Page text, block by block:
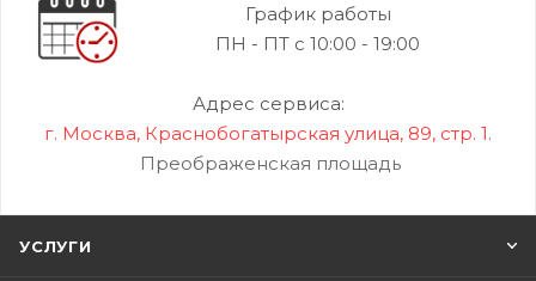
График работы
ПН - ПТ с 10:00 - 19:00
Адрес сервиса:
г. Москва, Краснобогатырская улица, 89, стр. 1.
Преображенская площадь
УСЛУГИ